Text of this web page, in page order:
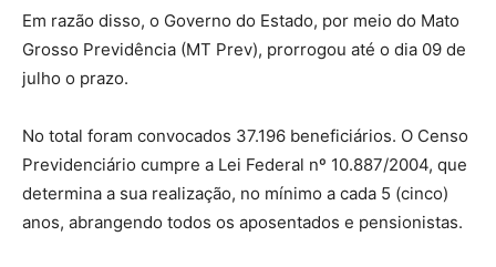
Em razão disso, o Governo do Estado, por meio do Mato
Grosso Previdência (MT Prev), prorrogou até o dia 09 de
julho o prazo.
No total foram convocados 37.196 beneficiários. O Censo
Previdenciário cumpre a Lei Federal nº 10.887/2004, que
determina a sua realização, no mínimo a cada 5 (cinco)
anos, abrangendo todos os aposentados e pensionistas.